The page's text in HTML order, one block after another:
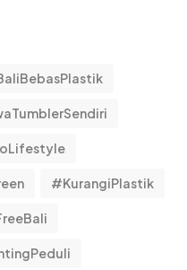
#KurangiPlastik